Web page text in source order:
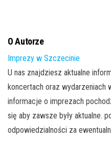
O Autorze
Imprezy w Szczecinie
U nas znajdziesz aktualne
koncertach oraz wydarzeniach
informacje o imprezach
się aby zawsze były aktualne.
odpowiedzialności za